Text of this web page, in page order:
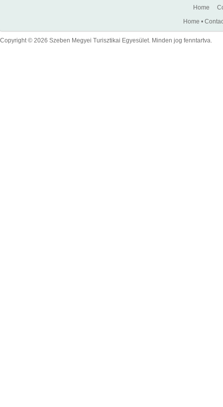
Home
Home •
Copyright © 2026 Szeben Megyei Turisztikai Egyesület. Minden jog fenntartva.